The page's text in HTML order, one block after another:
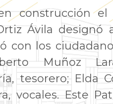
construcción el
Ávila
con los
Muñoz
tesorero; Elda
vocales. Este